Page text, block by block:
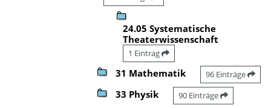
24.05 Systematische
Theaterwissenschaft
1 Eintrag
31 Mathematik 96 Einträge
33 Physik 90 Einträge